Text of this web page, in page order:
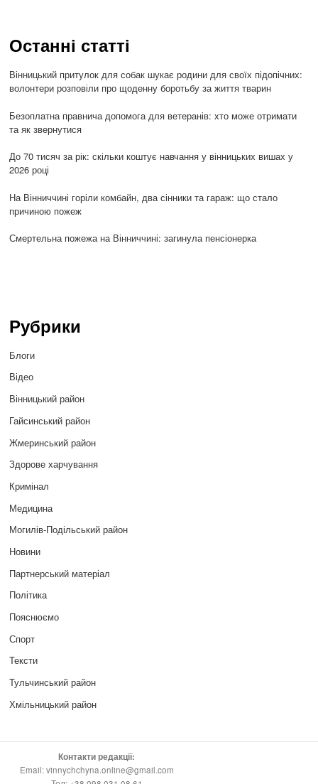
Останні статті
Вінницький притулок для собак шукає родини для своїх підопічних:
волонтери розповіли про щоденну боротьбу за життя тварин
Безоплатна правнича допомога для ветеранів: хто може отримати
та як звернутися
До 70 тисяч за рік: скільки коштує навчання у вінницьких вишах у
2026 році
На Вінниччині горіли комбайн, два сінники та гараж: що стало
причиною пожеж
Смертельна пожежа на Вінниччині: загинула пенсіонерка
Рубрики
Блоги
Відео
Вінницький район
Гайсинський район
Жмеринський район
Здорове харчування
Кримінал
Медицина
Могилів-Подільський район
Новини
Партнерський матеріал
Політика
Пояснюємо
Спорт
Тексти
Тульчинський район
Хмільницький район
Контакти редакції:
Email: vinnychchyna.online@gmail.com